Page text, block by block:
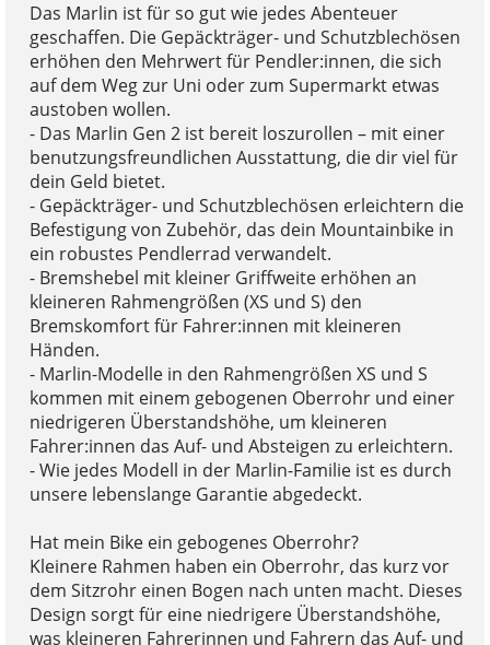
Das Marlin ist für so gut wie jedes Abenteuer
geschaffen. Die Gepäckträger- und Schutzblechösen
erhöhen den Mehrwert für Pendler:innen, die sich
auf dem Weg zur Uni oder zum Supermarkt etwas
austoben wollen.
- Das Marlin Gen 2 ist bereit loszurollen – mit einer
benutzungsfreundlichen Ausstattung, die dir viel für
dein Geld bietet.
- Gepäckträger- und Schutzblechösen erleichtern die
Befestigung von Zubehör, das dein Mountainbike in
ein robustes Pendlerrad verwandelt.
- Bremshebel mit kleiner Griffweite erhöhen an
kleineren Rahmengrößen (XS und S) den
Bremskomfort für Fahrer:innen mit kleineren
Händen.
- Marlin-Modelle in den Rahmengrößen XS und S
kommen mit einem gebogenen Oberrohr und einer
niedrigeren Überstandshöhe, um kleineren
Fahrer:innen das Auf- und Absteigen zu erleichtern.
- Wie jedes Modell in der Marlin-Familie ist es durch
unsere lebenslange Garantie abgedeckt.
Hat mein Bike ein gebogenes Oberrohr?
Kleinere Rahmen haben ein Oberrohr, das kurz vor
dem Sitzrohr einen Bogen nach unten macht. Dieses
Design sorgt für eine niedrigere Überstandshöhe,
was kleineren Fahrerinnen und Fahrern das Auf- und